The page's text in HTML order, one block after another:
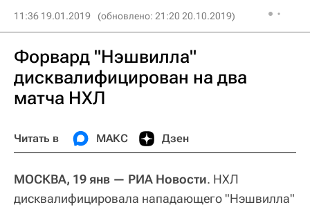
11:36 19.01.2019 (обновлено: 21:20 20.10.2019)
Форвард "Нэшвилла"
дисквалифицирован на два
матча НХЛ
Читать в МАКС Дзен
МОСКВА, 19 янв — РИА Новости. НХЛ
дисквалифицировала нападающего "Нэшвилла"